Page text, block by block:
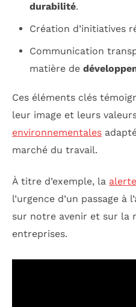
durabilité.
Création d’initiatives
Communication
matière de
Ces éléments clés
leur image et leurs
environnementales
marché du travail.
À titre d’exemple, la
l’urgence d’un passage
sur notre avenir et sur la
entreprises.